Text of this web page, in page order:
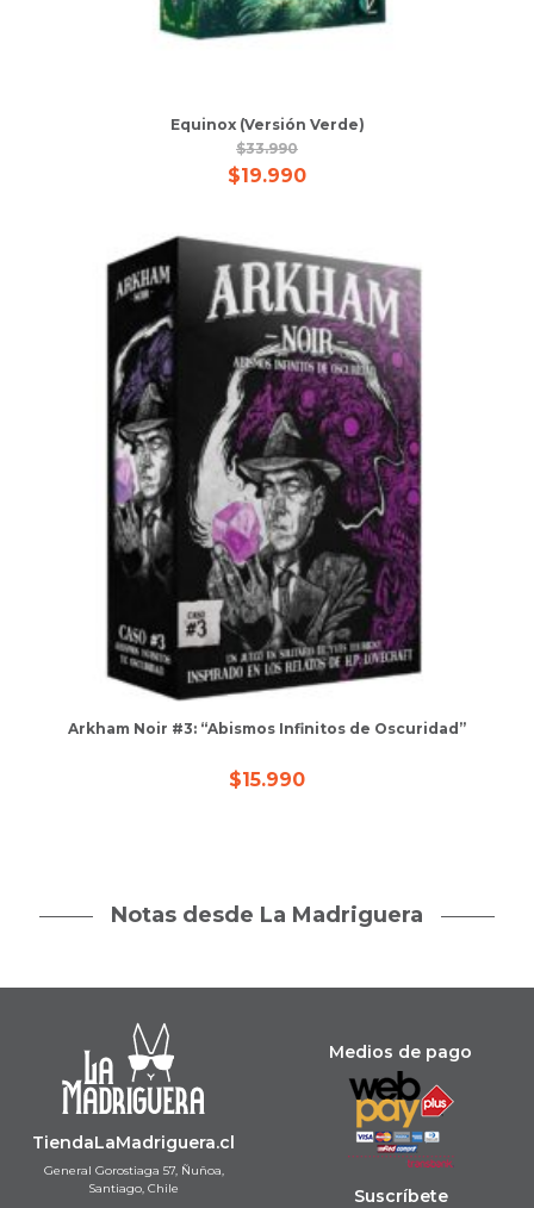
Equinox (Versión Verde)
$33.990
$19.990
Arkham Noir #3: “Abismos Infinitos de Oscuridad”
$15.990
Notas desde La Madriguera
TiendaLaMadriguera.cl
General Gorostiaga 57, Ñuñoa,
Santiago, Chile
Medios de pago
Suscríbete